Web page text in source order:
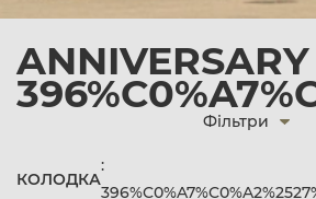
ANNIVERSARY
Фільтри
КОЛОДКА
: